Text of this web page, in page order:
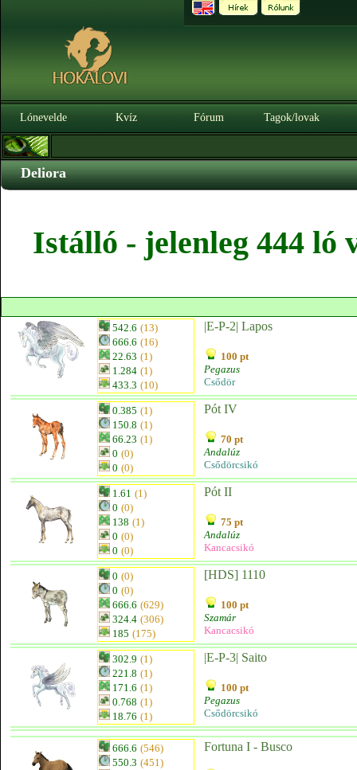
Lónevelde Kvíz Fórum Tagok/lovak
Deliora
Istálló - jelenleg 444 ló
542.6 (13)
666.6 (16)
22.63 (1)
1.284 (1)
433.3 (10)
|E-P-2| Lapos
100 pt
Pegazus
Csődör
0.385 (1)
150.8 (1)
66.23 (1)
0 (0)
0 (0)
Pót IV
70 pt
Andalúz
Csődörcsikó
1.61 (1)
0 (0)
138 (1)
0 (0)
0 (0)
Pót II
75 pt
Andalúz
Kancacsikó
0 (0)
0 (0)
666.6 (629)
324.4 (306)
185 (175)
[HDS] 1110
100 pt
Szamár
Kancacsikó
302.9 (1)
221.8 (1)
171.6 (1)
0.768 (1)
18.76 (1)
|E-P-3| Saito
100 pt
Pegazus
Csődörcsikó
666.6 (546)
550.3 (451)
Fortuna I - Busco